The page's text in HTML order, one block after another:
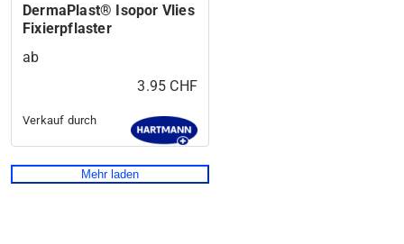
DermaPlast® Isopor Vlies
Fixierpflaster
ab
3.95 CHF
Verkauf durch
Mehr laden